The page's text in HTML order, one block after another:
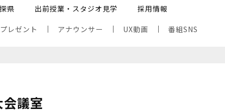
県 出前授業・スタジオ見学 採用情報
レゼント アナウンサー UX動画 番組SNS
議室